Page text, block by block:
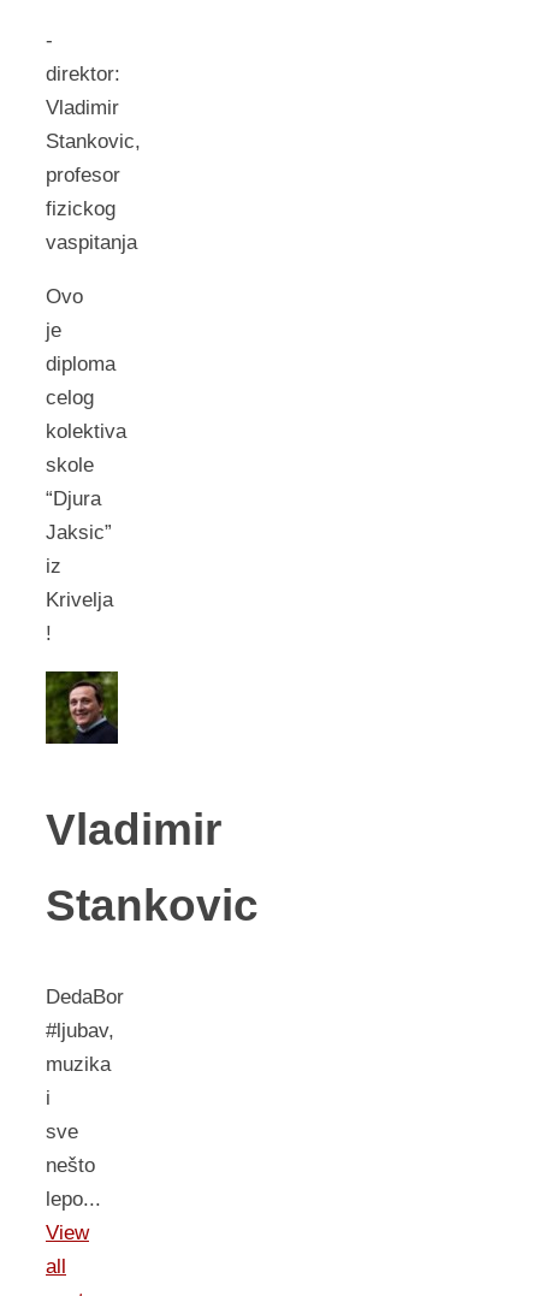
-
direktor:
Vladimir
Stankovic,
profesor
fizickog
vaspitanja
Ovo
je
diploma
celog
kolektiva
skole
“Djura
Jaksic”
iz
Krivelja
!
Vladimir
Stankovic
DedaBor
#ljubav,
muzika
i
sve
nešto
lepo...
View
all